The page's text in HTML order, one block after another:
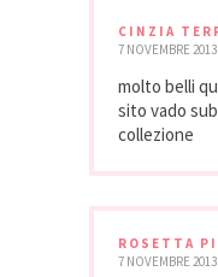
CINZIA
7 NOVEMBRE 2013
molto belli
sito vado
collezione
ROSETTA
7 NOVEMBRE 2013